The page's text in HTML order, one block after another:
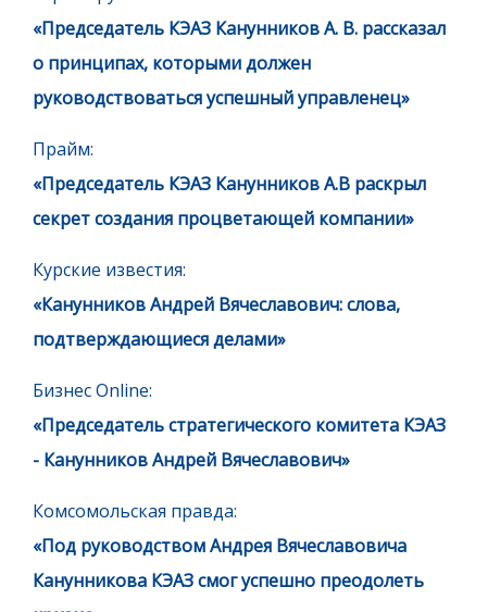
«Председатель КЭАЗ Канунников А. В. рассказал
о принципах, которыми должен
руководствоваться успешный управленец»
Прайм:
«Председатель КЭАЗ Канунников А.В раскрыл
секрет создания процветающей компании»
Курские известия:
«Канунников Андрей Вячеславович: слова,
подтверждающиеся делами»
Бизнес Online:
«Председатель стратегического комитета КЭАЗ
- Канунников Андрей Вячеславович»
Комсомольская правда:
«Под руководством Андрея Вячеславовича
Канунникова КЭАЗ смог успешно преодолеть